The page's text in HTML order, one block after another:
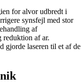
for alvor udbredt i
synsfejl med stor
af
reduktion af ar.
gjorde laseren til et af de